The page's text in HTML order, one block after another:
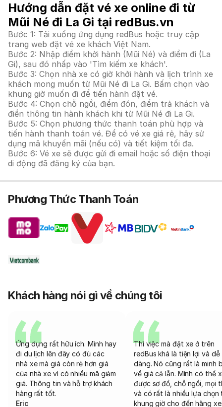
Hướng dẫn đặt vé xe online đi từ
Mũi Né đi La Gi tại redBus.vn
Bước 1: Tải xuống ứng dụng redBus hoặc truy cập
trang web đặt vé xe khách Việt Nam.
Bước 2: Nhập điểm khởi hành (Mũi Né) và điểm đi (La
Gi), sau đó nhấp vào 'Tìm kiếm xe khách'.
Bước 3: Chọn nhà xe có giờ khởi hành và lịch trình xe
khách mong muốn từ Mũi Né đi La Gi. Bấm chọn vào
khung giờ muốn đi để tiến hành đặt vé.
Bước 4: Chọn chỗ ngồi, điểm đón, điểm trả khách và
điền thông tin hành khách khi từ Mũi Né đi La Gi.
Bước 5: Chọn phương thức thanh toán phù hợp và
tiến hành thanh toán vé. Để có vé xe giá rẻ, hãy sử
dụng mã khuyến mãi (nếu có) và tiết kiệm tối đa.
Bước 6: Vé xe sẽ được gửi đi email hoặc số điện thoại
di động đã đăng ký của bạn.
Phương Thức Thanh Toán
Khách hàng nói gì về chúng tôi
Ứng dụng rất hữu ích. Mình hay
đi du lịch lên đây có đủ các
nhà xe mà giá còn rẻ hơn giá
của nhà xe vì có nhiều mã giảm
giá. Thông tin và hỗ trợ khách
hàng rất tốt.
Eric
Thì việc mà đặt xe ở trên
redBus khá là tiện lợi và dễ
dàng. Nó cũng rất là minh
về giá cả lẫn. Mình có thể
được sơ đồ, chỗ ngồi, mọi
và có rất là nhiều lựa chọn
khung giờ cho đến hãng